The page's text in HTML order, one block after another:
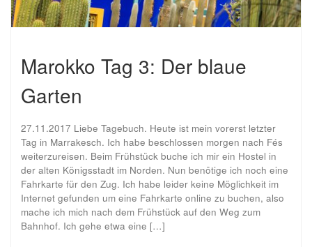
Marokko Tag 3: Der blaue
Garten
27.11.2017 Liebe Tagebuch. Heute ist mein vorerst letzter
Tag in Marrakesch. Ich habe beschlossen morgen nach Fés
weiterzureisen. Beim Frühstück buche ich mir ein Hostel in
der alten Königsstadt im Norden. Nun benötige ich noch eine
Fahrkarte für den Zug. Ich habe leider keine Möglichkeit im
Internet gefunden um eine Fahrkarte online zu buchen, also
mache ich mich nach dem Frühstück auf den Weg zum
Bahnhof. Ich gehe etwa eine […]